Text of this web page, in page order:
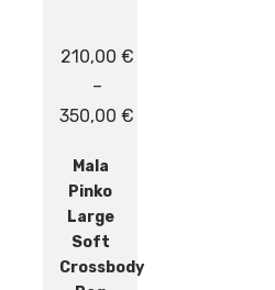
210,00 €
–
350,00€
Mala
Pinko
Large
Soft
Crossbody